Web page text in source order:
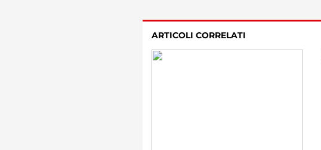
ARTICOLI CORRELATI